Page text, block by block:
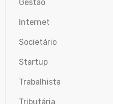
Gestão
Internet
Societário
Startup
Trabalhista
Tributária